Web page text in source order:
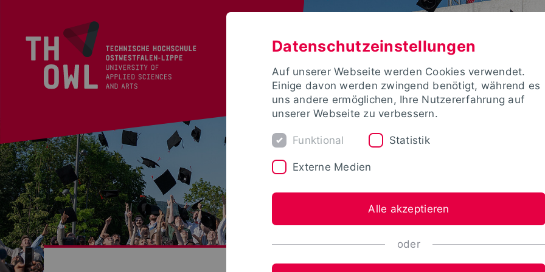
Datenschutzeinstellungen
Auf unserer Webseite werden Cookies verwendet.
Einige davon werden zwingend benötigt, während es
uns andere ermöglichen, Ihre Nutzererfahrung auf
unserer Webseite zu verbessern.
Funktional Statistik
Externe Medien
Alle akzeptieren
oder